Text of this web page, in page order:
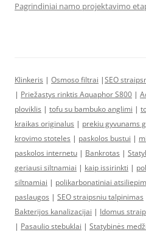
Pagrindiniai namo projektavimo
Klinkeris | Osmoso filtrai |SEO
| Priežastys rinktis Aquaphor S800 |
ploviklis | tofu su bambuko anglimi |
kraikas originalus | prekiu gyvunams
krovimo stoteles | paskolos bustui |
paskolos internetu | Bankrotas |
geriausi siltnamiai | kaip issirinkti |
siltnamiai | polikarbonatiniai
paslaugos | SEO straipsniu talpinimas
Bakterijos kanalizacijai | Idomus
| Pasaulio stebuklai | Statybinės